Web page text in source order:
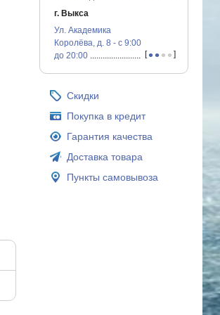
г. Выкса
Ул. Академика
Королёва, д. 8 - с 9:00
до 20:00...............................................
[•••• ]
Скидки
Покупка в кредит
Гарантия качества
Доставка товара
Пункты самовывоза